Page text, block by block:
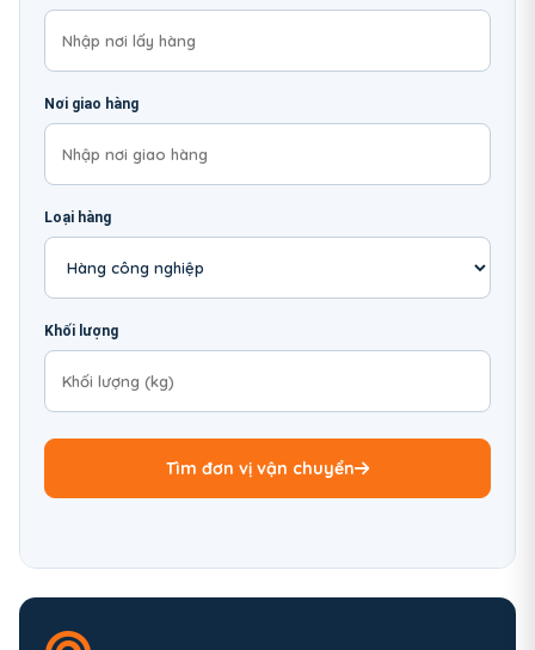
Nơi giao hàng
Loại hàng
Khối lượng
Tìm đơn vị vận chuyển